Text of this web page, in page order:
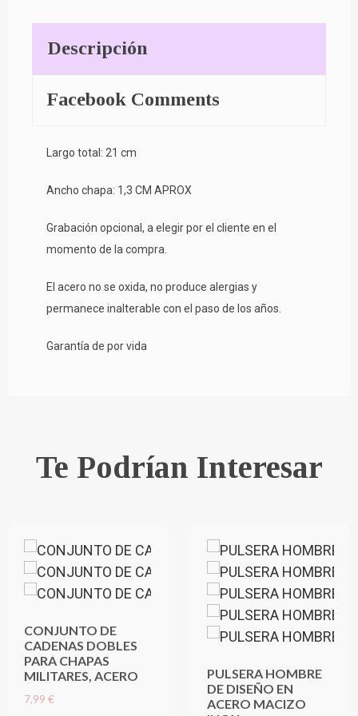
Descripción
Facebook Comments
Largo total: 21 cm
Ancho chapa: 1,3 CM APROX
Grabación opcional, a elegir por el cliente en el
momento de la compra.
El acero no se oxida, no produce alergias y
permanece inalterable con el paso de los años.
Garantía de por vida
Te Podrían Interesar
CONJUNTO DE
CADENAS DOBLES
PARA CHAPAS
MILITARES, ACERO
7,99 €
PULSERA HOMBRE
DE DISEÑO EN
ACERO MACIZO